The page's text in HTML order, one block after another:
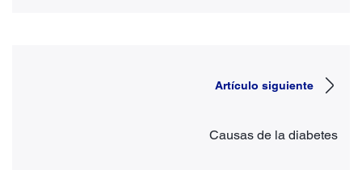
Artículo siguiente
Causas de la diabetes